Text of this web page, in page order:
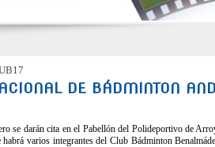
DE BÁDMINTON
se darán cita en el Pabellón del Polideportivo de
varios integrantes del Club Bádminton